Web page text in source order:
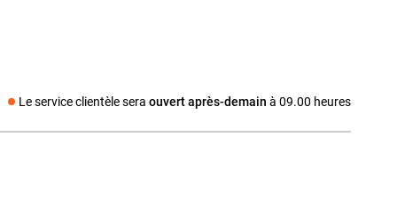
Le service clientèle sera ouvert après-demain à 09.00 heures
social